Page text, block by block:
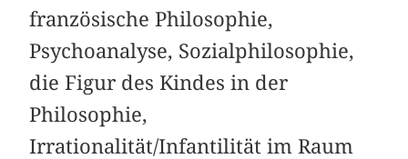
französische Philosophie,
Psychoanalyse, Sozialphilosophie,
die Figur des Kindes in der
Philosophie,
Irrationalität/Infantilität im Raum